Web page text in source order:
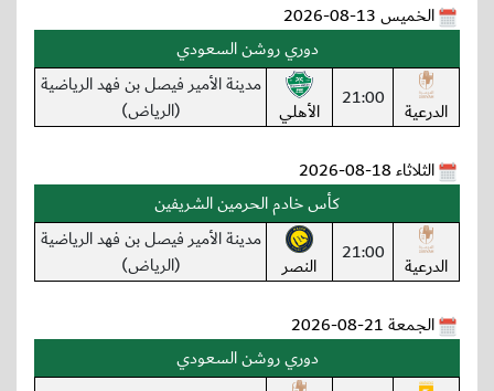
الخميس 13-08-2026
دوري روشن السعودي
الدرعية 21:00 الأهلي
مدينة الأمير فيصل بن فهد الرياضية
(الرياض)
الثلاثاء 18-08-2026
كأس خادم الحرمين الشريفين
الدرعية 21:00 النصر
مدينة الأمير فيصل بن فهد الرياضية
(الرياض)
الجمعة 21-08-2026
دوري روشن السعودي